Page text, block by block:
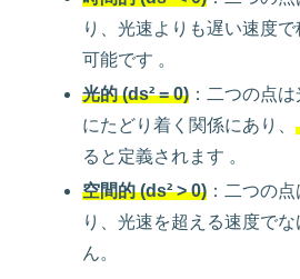
り、光速よりも遅い速度
可能です 。
光的 (ds² = 0) ：二つの点
にたどり着く関係にあり、
ると定義されます 。
空間的 (ds² > 0) ：二つの
り、光速を超える速度で
ん。